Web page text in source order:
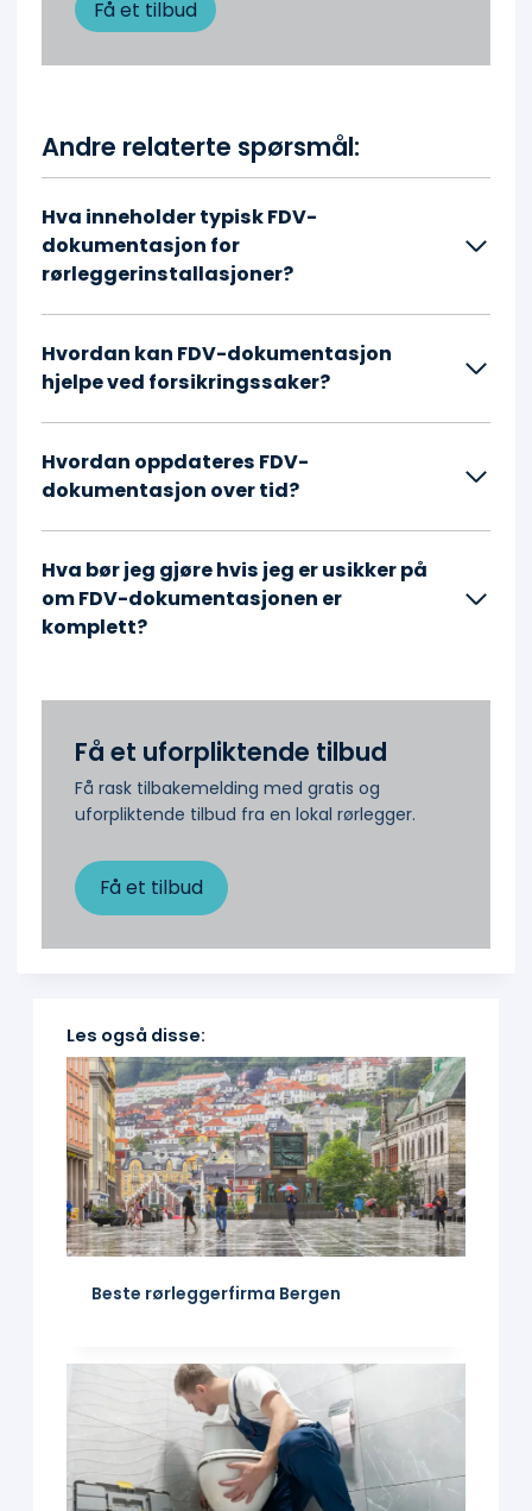
Få et tilbud
Andre relaterte spørsmål:
Hva inneholder typisk FDV-
dokumentasjon for
rørleggerinstallasjoner?
Hvordan kan FDV-dokumentasjon
hjelpe ved forsikringssaker?
Hvordan oppdateres FDV-
dokumentasjon over tid?
Hva bør jeg gjøre hvis jeg er usikker på
om FDV-dokumentasjonen er
komplett?
Få et uforpliktende tilbud
Få rask tilbakemelding med gratis og
uforpliktende tilbud fra en lokal rørlegger.
Få et tilbud
Les også disse:
Beste rørleggerfirma Bergen